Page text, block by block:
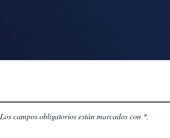
Los campos obligatorios están marcados con *.